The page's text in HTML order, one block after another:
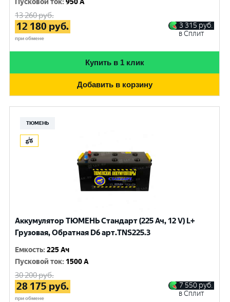
Пусковой ток:950 A
13 260руб.
12 180 руб.
при обмене
3 315 руб.
в Сплит
Купить в 1 клик
Добавить в корзину
ТЮМЕНЬ
Аккумулятор ТЮМЕНЬ Стандарт (225 Ач, 12 V) L+
Грузовая, Обратная D6 арт.TNS225.3
Емкость:225 Ач
Пусковой ток: 1500 A
30 200руб.
28 175 руб.
при обмене
7 550 руб.
в Сплит